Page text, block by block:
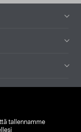
tallennamme